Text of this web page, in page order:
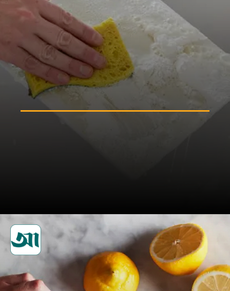
সাদা ভিনেগার ও সামান্য বেকিং
সোডা দিয়ে মিশ্রণ করে চপিং বোর্ড
৫ মিনিট ভিজিয়ে রেখে ধুয়ে ফেলুন